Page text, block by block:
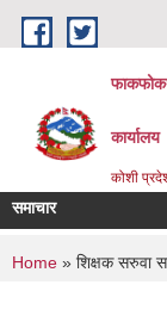
Skip to main content
कार्यालय
कोशी
समाचार
You are
Home » शिक्षक सरुवा